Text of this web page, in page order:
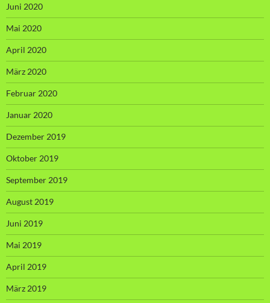
Juni 2020
Mai 2020
April 2020
März 2020
Februar 2020
Januar 2020
Dezember 2019
Oktober 2019
September 2019
August 2019
Juni 2019
Mai 2019
April 2019
März 2019